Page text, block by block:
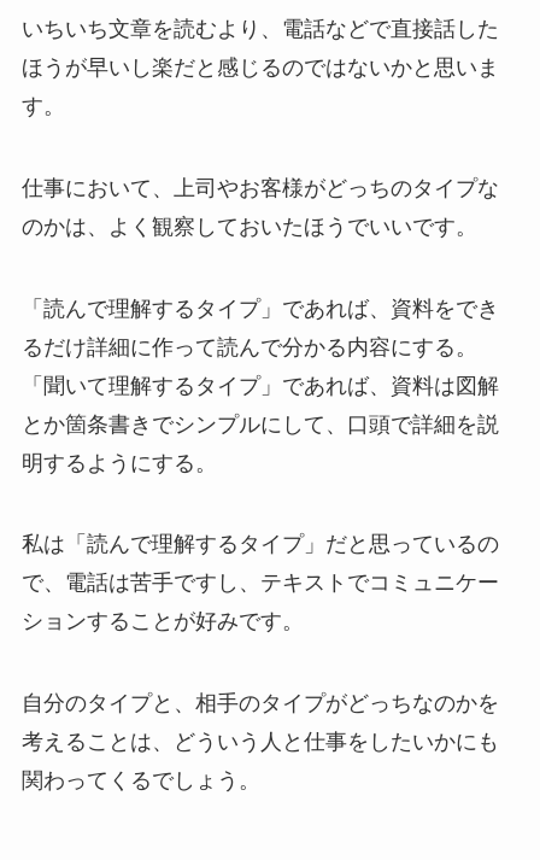
いちいち文章を読むより、電話などで直接話した
ほうが早いし楽だと感じるのではないかと思いま
す。
仕事において、上司やお客様がどっちのタイプな
のかは、よく観察しておいたほうでいいです。
「読んで理解するタイプ」であれば、資料をでき
るだけ詳細に作って読んで分かる内容にする。
「聞いて理解するタイプ」であれば、資料は図解
とか箇条書きでシンプルにして、口頭で詳細を説
明するようにする。
私は「読んで理解するタイプ」だと思っているの
で、電話は苦手ですし、テキストでコミュニケー
ションすることが好みです。
自分のタイプと、相手のタイプがどっちなのかを
考えることは、どういう人と仕事をしたいかにも
関わってくるでしょう。